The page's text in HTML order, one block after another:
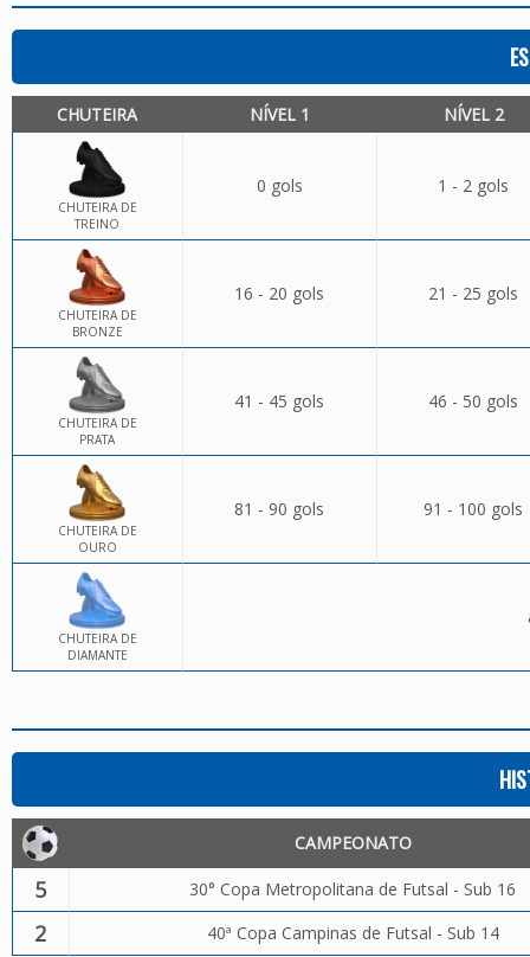
CHUTEIRA NÍVEL 1 NÍVEL 2
CHUTEIRA DE
TREINO
0 gols 1 - 2 gols
CHUTEIRA DE
BRONZE
16 - 20 gols 21 - 25 gols
CHUTEIRA DE
PRATA
41 - 45 gols 46 - 50 gols
CHUTEIRA DE
OURO
81 - 90 gols 91 - 100 gols
CHUTEIRA DE
DIAMANTE
CAMPEONATO
5 30° Copa Metropolitana de Futsal - Sub 16
2 40ª Copa Campinas de Futsal - Sub 14